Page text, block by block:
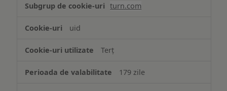
turn.com
uid
Terț
179 zile